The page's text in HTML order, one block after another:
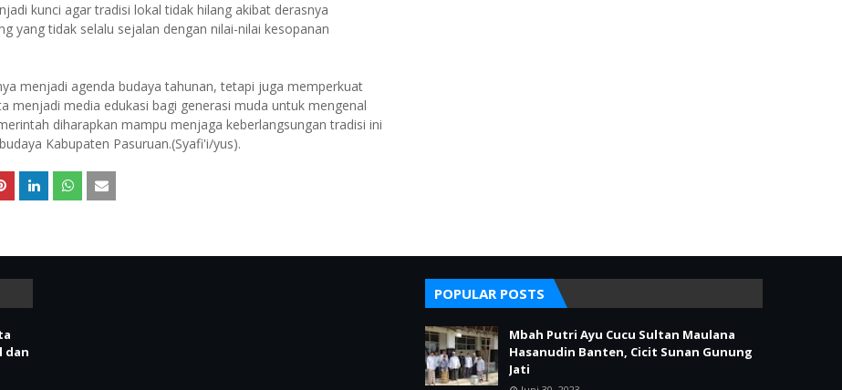
kunci agar tradisi lokal tidak hilang akibat derasnya
yang tidak selalu sejalan dengan nilai-nilai kesopanan
menjadi agenda budaya tahunan, tetapi juga memperkuat
menjadi media edukasi bagi generasi muda untuk mengenal
diharapkan mampu menjaga keberlangsungan tradisi ini
Kabupaten Pasuruan.(Syafi'i/yus).
dan
POPULAR POSTS
Mbah Putri Ayu Cucu Sultan Maulana
Hasanudin Banten, Cicit Sunan Gunung
Jati